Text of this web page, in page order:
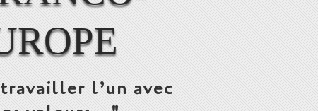
l’un avec